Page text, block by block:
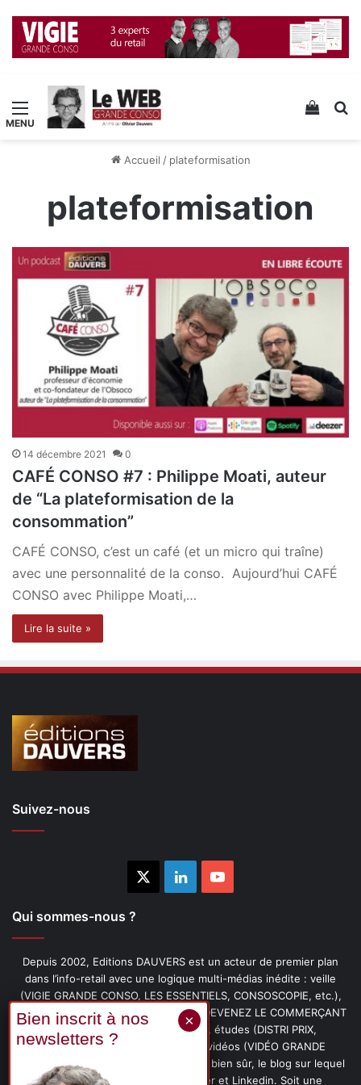
Menu Voir
Accueil / plateformisation
plateformisation
14 décembre 2021 0
CAFÉ CONSO #7 : Philippe Moati, auteur
de “La plateformisation de la
consommation”
CAFÉ CONSO, c’est un café (et un micro qui traîne)
avec une personnalité de la conso. Aujourd’hui CAFÉ
CONSO avec Philippe Moati,…
Lire la suite »
Suivez-nous
LinkedinYouTube
Qui sommes-nous ?
Depuis 2002, Editions DAUVERS est un acteur de premier plan
dans l’info-retail avec une logique multi-médias inédite : veille
(VIGIE GRANDE CONSO, LES ESSENTIELS, CONSOSCOPIE, etc.),
livres (PENSER-CLIENT, IMAGE-PRIX, DEVENEZ LE COMMERÇANT
PRÉFÉRÉ DE VOS CLIENTS, etc.), études (DISTRI PRIX,
PROMOFLASH, DRIVE INSIGHTS), vidéos (VIDÉO GRANDE
CONSO), podcasts (CAFÉ CONSO) et, bien sûr, le blog sur lequel
vous êtes, ainsi que les fils Twitter et Linkedin. Soit une